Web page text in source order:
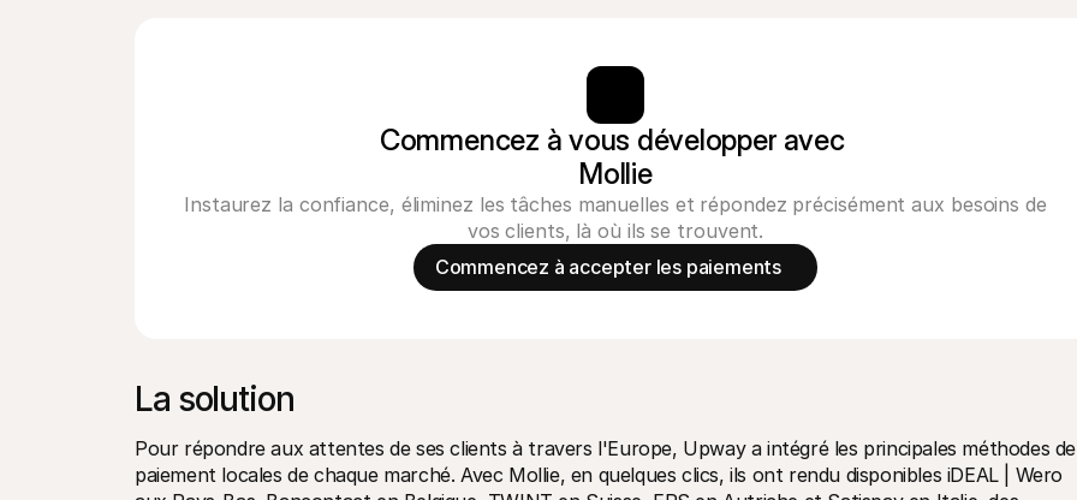
Commencez à vous développer avec
Mollie
Instaurez la confiance, éliminez les tâches manuelles et répondez précisément aux besoins de
vos clients, là où ils se trouvent.
Commencez à accepter les paiements
La solution
Pour répondre aux attentes de ses clients à travers l'Europe, Upway a intégré les principales méthodes de
paiement locales de chaque marché. Avec Mollie, en quelques clics, ils ont rendu disponibles iDEAL | Wero